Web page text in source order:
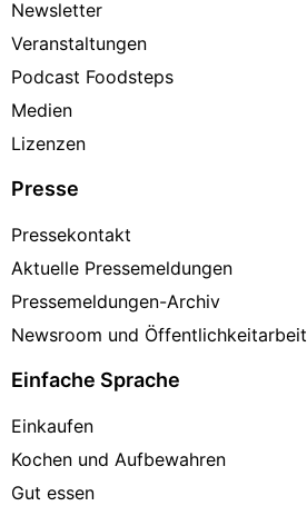
Newsletter
Veranstaltungen
Podcast Foodsteps
Medien
Lizenzen
Presse
Pressekontakt
Aktuelle Pressemeldungen
Pressemeldungen-Archiv
Newsroom und Öffentlichkeitarbeit
Einfache Sprache
Einkaufen
Kochen und Aufbewahren
Gut essen